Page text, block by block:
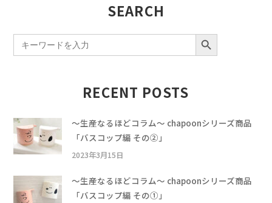
SEARCH
Search
for:
SEARCH BUTTON
RECENT POSTS
〜生産なるほどコラム〜 chapoonシリーズ商品
「バスコップ編 その②」
2023年3月15日
〜生産なるほどコラム〜 chapoonシリーズ商品
「バスコップ編 その①」